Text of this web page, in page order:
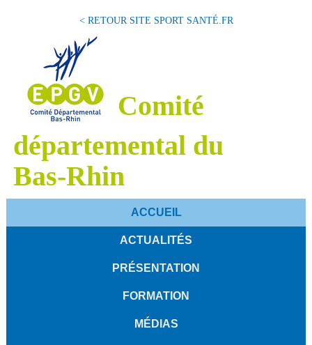
< RETOUR SITE SPORT SANTÉ.FR
Comité
départemental du
Bas-Rhin
ACCUEIL
ACTUALITÉS
PRÉSENTATION
FORMATION
MÉDIAS